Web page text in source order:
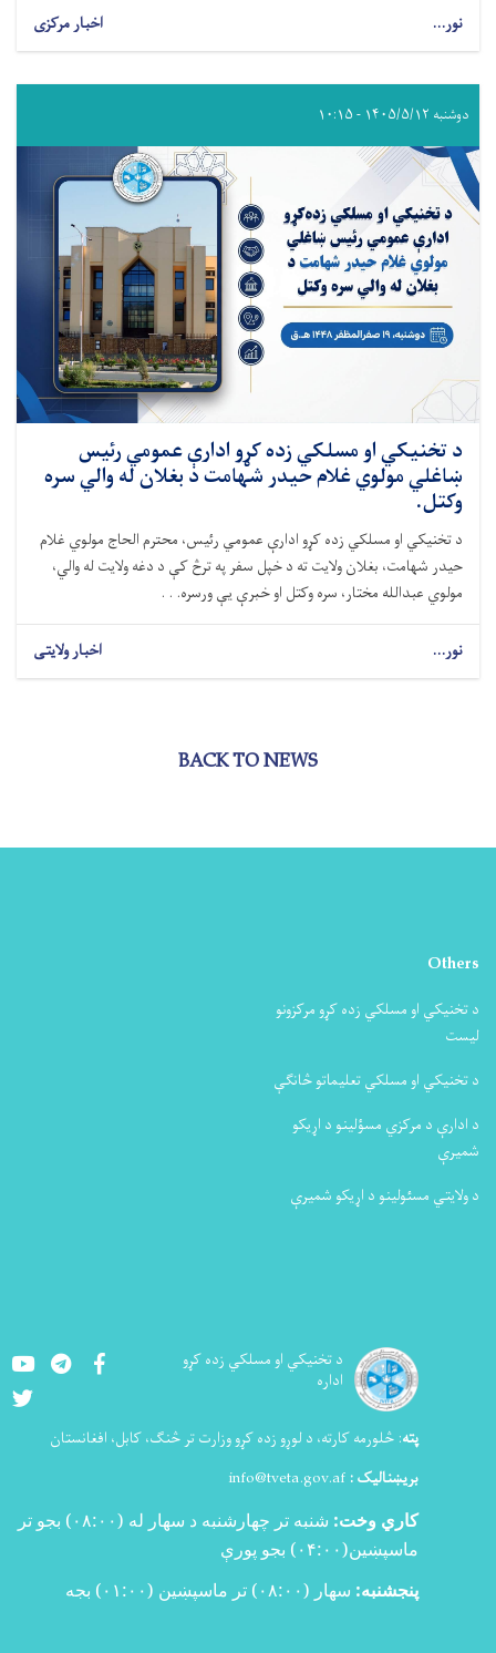
نور... اخبار مرکزی
دوشنبه ۱۴۰۵/۵/۱۲ - ۱۰:۱۵
د تخنيکي او مسلکي زده کړو ادارې عمومي رئیس
ښاغلي مولوي غلام حیدر شهامت د بغلان له والي سره
وکتل.
د تخنیکي او مسلکي زده کړو ادارې عمومي رئیس، محترم الحاج مولوي غلام
حیدر شهامت، بغلان ولایت ته د خپل سفر په ترڅ کې د دغه ولایت له والي،
مولوي عبدالله مختار، سره وکتل او خبرې یې ورسره. . .
نور... اخبار ولایتی
BACK TO NEWS
Others
د تخنیکي او مسلکي زده کړو مرکزونو
لیست
د تخنیکي او مسلکي تعلیماتو څانګې
د ادارې د مرکزي مسؤلینو د اړیکو
شمیرې
د ولایتي مسئولینو د اړیکو شمیرې
د تخنيکي او مسلکي زده کړو
اداره
YoutubeLinkedIn
پته: څلورمه کارته، د لوړو زده کړو وزارت تر څنګ، کابل، افغانستان
بریښنالیک : info@tveta.gov.af
کاري وخت: شنبه تر چهارشنبه د سهار له (۰۸:۰۰)
بجو تر
ماسپښین(۰۴:۰۰)
بجو پورې
پنجشنبه: سهار (۰۸:۰۰) تر ماسپښین (۰۱:۰۰) بجه